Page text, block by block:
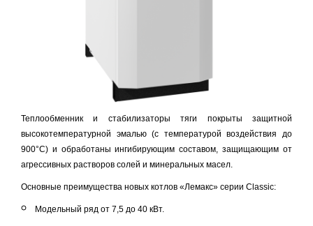
Теплообменник и стабилизаторы тяги покрыты защитной
высокотемпературной эмалью (с температурой воздействия до
900°C) и обработаны ингибирующим составом, защищающим от
агрессивных растворов солей и минеральных масел.
Основные преимущества новых котлов «Лемакс» серии Classic:
Модельный ряд от 7,5 до 40 кВт.